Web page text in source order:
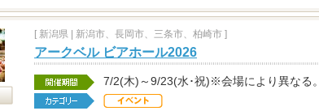
[ 新潟県 新潟市、長岡市、三条市、柏崎市 ]
アークベル ビアホール2026
7/2(木)～9/23(水･祝)※会場により異なる